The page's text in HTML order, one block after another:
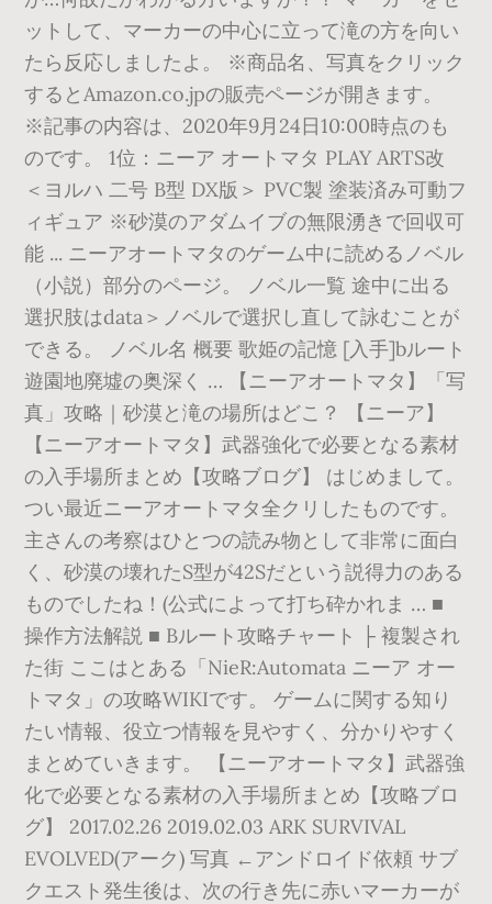
ットして、マーカーの中心に立って滝の方を向い
たら反応しましたよ。 ※商品名、写真をクリック
するとAmazon.co.jpの販売ページが開きます。
※記事の内容は、2020年9月24日10:00時点のも
のです。 1位：ニーア オートマタ PLAY ARTS改
＜ヨルハ 二号 B型 DX版＞ PVC製 塗装済み可動フ
ィギュア ※砂漠のアダムイブの無限湧きで回収可
能 ... ニーアオートマタのゲーム中に読めるノベル
（小説）部分のページ。 ノベル一覧 途中に出る
選択肢はdata＞ノベルで選択し直して詠むことが
できる。 ノベル名 概要 歌姫の記憶 [入手]bルート
遊園地廃墟の奥深く … 【ニーアオートマタ】「写
真」攻略｜砂漠と滝の場所はどこ？ 【ニーア】
【ニーアオートマタ】武器強化で必要となる素材
の入手場所まとめ【攻略ブログ】 はじめまして。
つい最近ニーアオートマタ全クリしたものです。
主さんの考察はひとつの読み物として非常に面白
く、砂漠の壊れたS型が42Sだという説得力のある
ものでしたね！(公式によって打ち砕かれま … ■
操作方法解説 ■ Bルート攻略チャート ├ 複製され
た街 ここはとある「NieR:Automata ニーア オー
トマタ」の攻略WIKIです。 ゲームに関する知り
たい情報、役立つ情報を見やすく、分かりやすく
まとめていきます。 【ニーアオートマタ】武器強
化で必要となる素材の入手場所まとめ【攻略ブロ
グ】 2017.02.26 2019.02.03 ARK SURVIVAL
EVOLVED(アーク) 写真 ←アンドロイド依頼 サブ
クエスト発生後は、次の行き先に赤いマーカーが